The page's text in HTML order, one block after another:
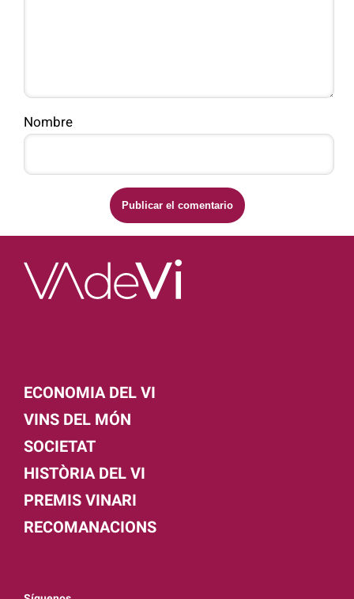
Nombre
ECONOMIA DEL VI
VINS DEL MÓN
SOCIETAT
HISTÒRIA DEL VI
PREMIS VINARI
RECOMANACIONS